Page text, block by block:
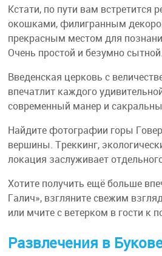
Кстати, по пути вам встретится
окошками, филигранным
прекрасным местом для
Очень простой и безумно сытной.
Введенская церковь с
впечатлит каждого
современный манер и
Найдите фотографии горы
вершины. Треккинг,
локация заслуживает
Хотите получить ещё больше
Галич», взгляните свежим
или мчите с ветерком в гости к
Развлечения в